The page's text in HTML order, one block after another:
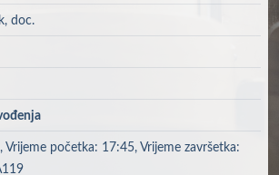
doc.
Vrijeme početka: 17:45, Vrijeme završetka: